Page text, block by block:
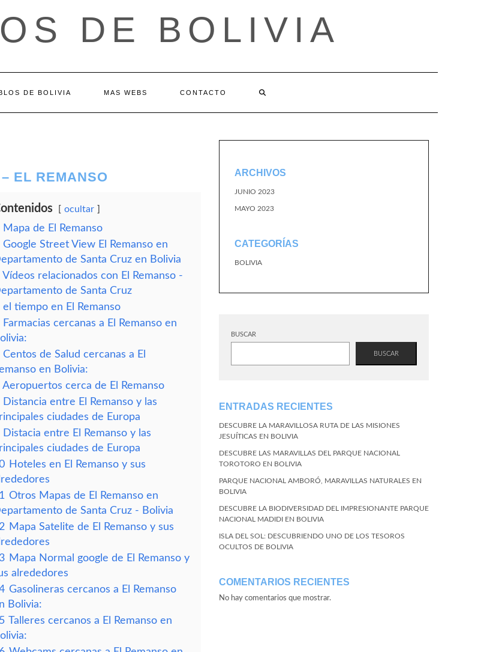
DE BOLIVIA
DE BOLIVIA MAS WEBS CONTACTO
EL REMANSO
ocultar
Mapa de El Remanso
Google Street View El Remanso en
de Santa Cruz en Bolivia
Vídeos relacionados con El Remanso -
de Santa Cruz
el tiempo en El Remanso
Farmacias cercanas a El Remanso en
Centos de Salud cercanas a El
en Bolivia:
Aeropuertos cerca de El Remanso
Distancia entre El Remanso y las
ciudades de Europa
Distacia entre El Remanso y las
ciudades de Europa
Hoteles en El Remanso y sus
Otros Mapas de El Remanso en
de Santa Cruz - Bolivia
Mapa Satelite de El Remanso y sus
Mapa Normal google de El Remanso y
alrededores
Gasolineras cercanos a El Remanso
Bolivia:
Talleres cercanos a El Remanso en
ARCHIVOS
JUNIO 2023
MAYO 2023
CATEGORÍAS
BOLIVIA
BUSCAR
BUSCAR
ENTRADAS RECIENTES
DESCUBRE LA MARAVILLOSA RUTA DE LAS MISIONES
JESUÍTICAS EN BOLIVIA
DESCUBRE LAS MARAVILLAS DEL PARQUE NACIONAL
TOROTORO EN BOLIVIA
PARQUE NACIONAL AMBORÓ, MARAVILLAS NATURALES EN
BOLIVIA
DESCUBRE LA BIODIVERSIDAD DEL IMPRESIONANTE PARQUE
NACIONAL MADIDI EN BOLIVIA
ISLA DEL SOL: DESCUBRIENDO UNO DE LOS TESOROS
OCULTOS DE BOLIVIA
COMENTARIOS RECIENTES
No hay comentarios que mostrar.